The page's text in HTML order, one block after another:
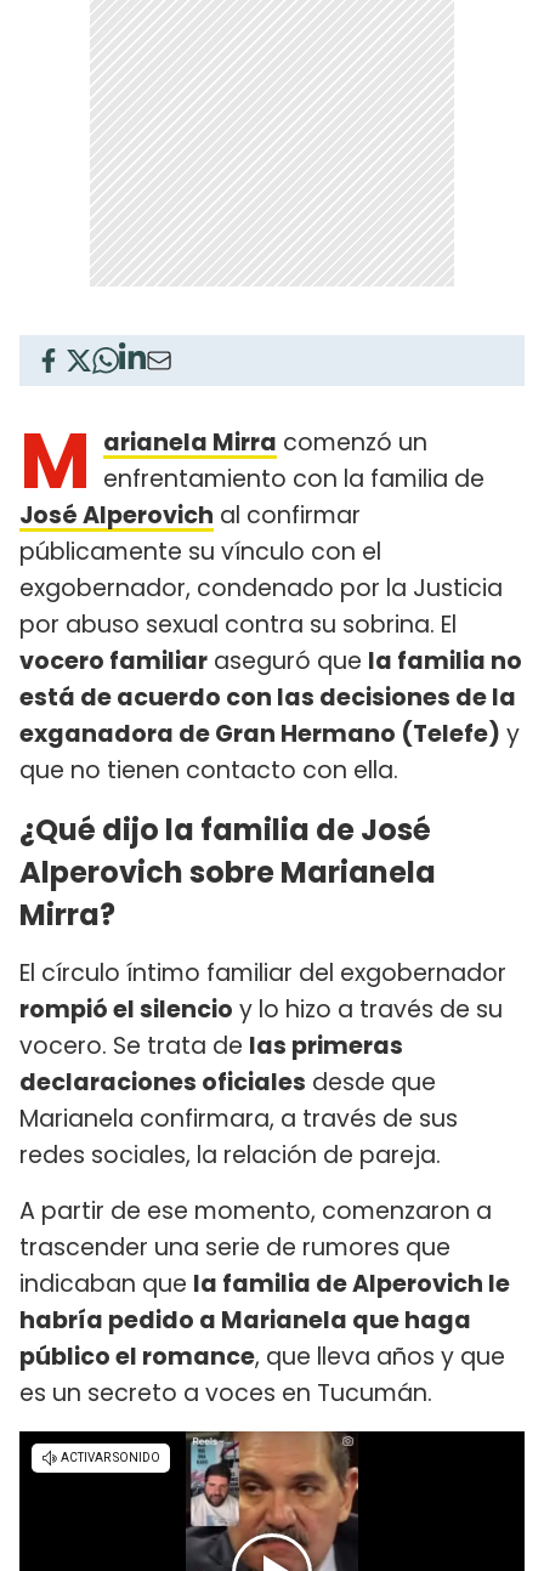
M arianela Mirra comenzó un
enfrentamiento con la familia de
José Alperovich al confirmar
públicamente su vínculo con el
exgobernador, condenado por la Justicia
por abuso sexual contra su sobrina. El
vocero familiar aseguró que la familia no
está de acuerdo con las decisiones de la
exganadora de Gran Hermano (Telefe) y
que no tienen contacto con ella.
¿Qué dijo la familia de José
Alperovich sobre Marianela
Mirra?
El círculo íntimo familiar del exgobernador
rompió el silencio y lo hizo a través de su
vocero. Se trata de las primeras
declaraciones oficiales desde que
Marianela confirmara, a través de sus
redes sociales, la relación de pareja.
A partir de ese momento, comenzaron a
trascender una serie de rumores que
indicaban que la familia de Alperovich le
habría pedido a Marianela que haga
público el romance, que lleva años y que
es un secreto a voces en Tucumán.